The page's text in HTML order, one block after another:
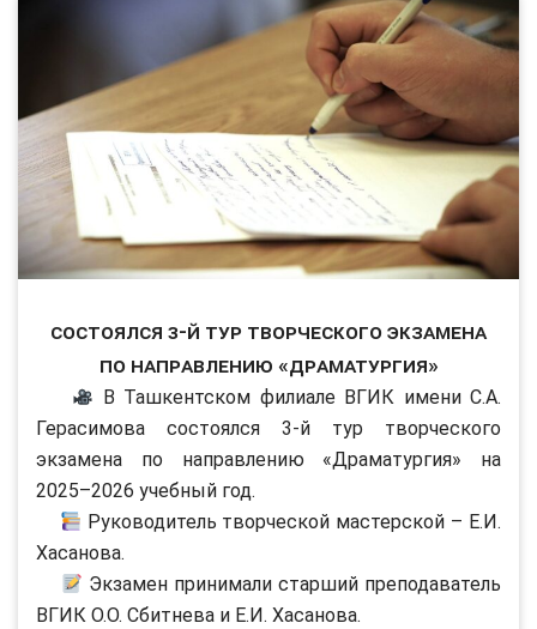
Состоялся 3-й тур творческого экзамена
по направлению «Драматургия»
В Ташкентском филиале ВГИК имени С.А.
Герасимова состоялся 3-й тур творческого
экзамена по направлению «Драматургия» на
2025–2026 учебный год.
Руководитель творческой мастерской – Е.И.
Хасанова.
Экзамен принимали старший преподаватель
ВГИК О.О. Сбитнева и Е.И. Хасанова.